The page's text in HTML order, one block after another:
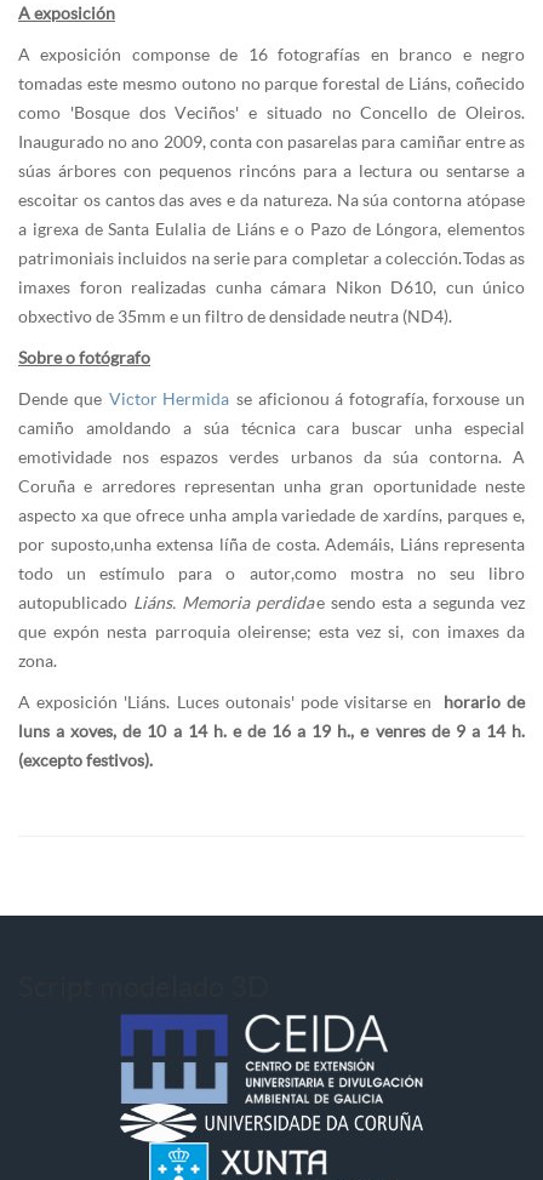
A exposición
A exposición componse de 16 fotografías en branco e negro
tomadas este mesmo outono no parque forestal de Liáns, coñecido
como 'Bosque dos Veciños' e situado no Concello de Oleiros.
Inaugurado no ano 2009, conta con pasarelas para camiñar entre as
súas árbores con pequenos rincóns para a lectura ou sentarse a
escoitar os cantos das aves e da natureza. Na súa contorna atópase
a igrexa de Santa Eulalia de Liáns e o Pazo de Lóngora, elementos
patrimoniais incluidos na serie para completar a colección. Todas as
imaxes foron realizadas cunha cámara Nikon D610, cun único
obxectivo de 35mm e un filtro de densidade neutra (ND4).
Sobre o fotógrafo
Dende que Victor Hermida se aficionou á fotografía, forxouse un
camiño amoldando a súa técnica cara buscar unha especial
emotividade nos espazos verdes urbanos da súa contorna. A
Coruña e arredores representan unha gran oportunidade neste
aspecto xa que ofrece unha ampla variedade de xardíns, parques e,
por suposto,unha extensa líña de costa. Ademáis, Liáns representa
todo un estímulo para o autor,como mostra no seu libro
autopublicado Liáns. Memoria perdidae sendo esta a segunda vez
que expón nesta parroquia oleirense; esta vez si, con imaxes da
zona.
A exposición 'Liáns. Luces outonais' pode visitarse en horario de
luns a xoves, de 10 a 14 h. e de 16 a 19 h., e venres de 9 a 14 h.
(excepto festivos).